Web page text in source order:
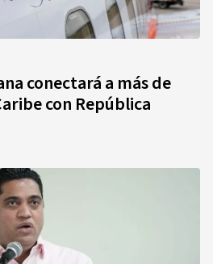
conectará a más de
con República